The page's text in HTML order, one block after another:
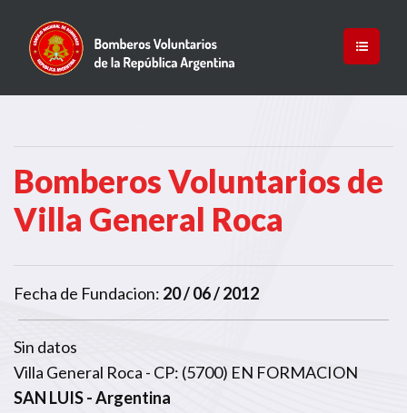
Bomberos Voluntarios de
Villa General Roca
Fecha de Fundacion: 20 / 06 / 2012
Sin datos
Villa General Roca - CP: (5700) EN FORMACION
SAN LUIS- Argentina